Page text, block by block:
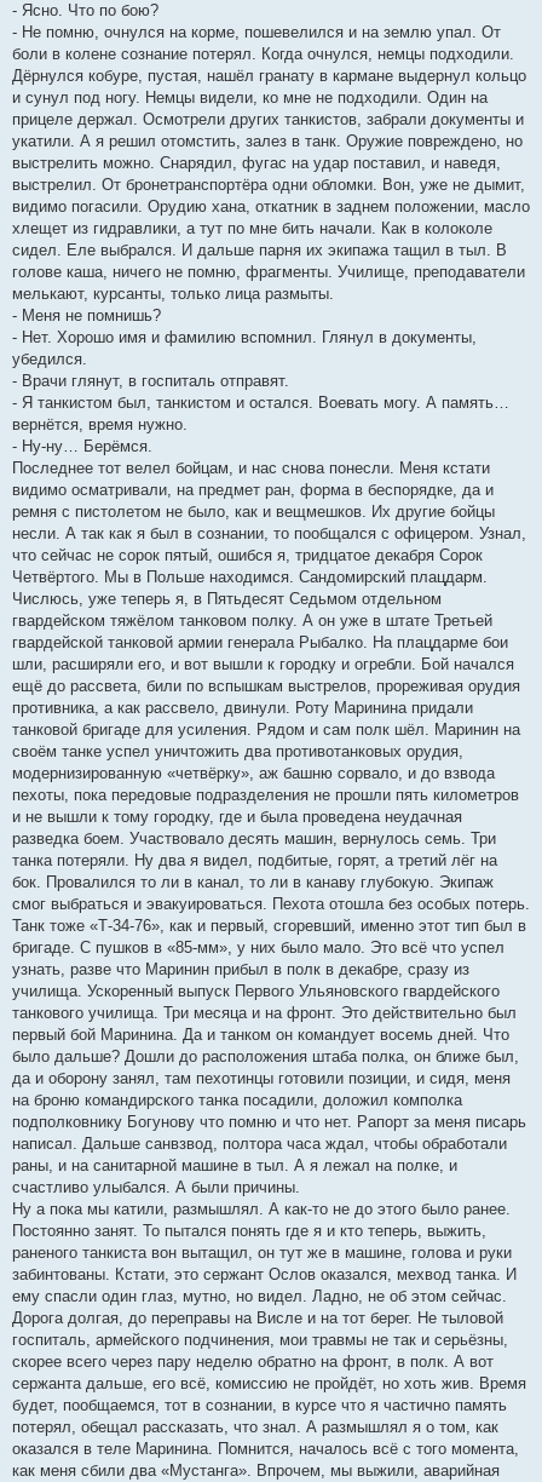
- Ясно. Что по бою?
- Не помню, очнулся на корме, пошевелился и на землю упал. От
боли в колене сознание потерял. Когда очнулся, немцы подходили.
Дёрнулся кобуре, пустая, нашёл гранату в кармане выдернул кольцо
и сунул под ногу. Немцы видели, ко мне не подходили. Один на
прицеле держал. Осмотрели других танкистов, забрали документы и
укатили. А я решил отомстить, залез в танк. Оружие повреждено, но
выстрелить можно. Снарядил, фугас на удар поставил, и наведя,
выстрелил. От бронетранспортёра одни обломки. Вон, уже не дымит,
видимо погасили. Орудию хана, откатник в заднем положении, масло
хлещет из гидравлики, а тут по мне бить начали. Как в колоколе
сидел. Еле выбрался. И дальше парня их экипажа тащил в тыл. В
голове каша, ничего не помню, фрагменты. Училище, преподаватели
мелькают, курсанты, только лица размыты.
- Меня не помнишь?
- Нет. Хорошо имя и фамилию вспомнил. Глянул в документы,
убедился.
- Врачи глянут, в госпиталь отправят.
- Я танкистом был, танкистом и остался. Воевать могу. А память…
вернётся, время нужно.
- Ну-ну… Берёмся.
Последнее тот велел бойцам, и нас снова понесли. Меня кстати
видимо осматривали, на предмет ран, форма в беспорядке, да и
ремня с пистолетом не было, как и вещмешков. Их другие бойцы
несли. А так как я был в сознании, то пообщался с офицером. Узнал,
что сейчас не сорок пятый, ошибся я, тридцатое декабря Сорок
Четвёртого. Мы в Польше находимся. Сандомирский плацдарм.
Числюсь, уже теперь я, в Пятьдесят Седьмом отдельном
гвардейском тяжёлом танковом полку. А он уже в штате Третьей
гвардейской танковой армии генерала Рыбалко. На плацдарме бои
шли, расширяли его, и вот вышли к городку и огребли. Бой начался
ещё до рассвета, били по вспышкам выстрелов, прореживая орудия
противника, а как рассвело, двинули. Роту Маринина придали
танковой бригаде для усиления. Рядом и сам полк шёл. Маринин на
своём танке успел уничтожить два противотанковых орудия,
модернизированную «четвёрку», аж башню сорвало, и до взвода
пехоты, пока передовые подразделения не прошли пять километров
и не вышли к тому городку, где и была проведена неудачная
разведка боем. Участвовало десять машин, вернулось семь. Три
танка потеряли. Ну два я видел, подбитые, горят, а третий лёг на
бок. Провалился то ли в канал, то ли в канаву глубокую. Экипаж
смог выбраться и эвакуироваться. Пехота отошла без особых потерь.
Танк тоже «Т-34-76», как и первый, сгоревший, именно этот тип был в
бригаде. С пушков в «85-мм», у них было мало. Это всё что успел
узнать, разве что Маринин прибыл в полк в декабре, сразу из
училища. Ускоренный выпуск Первого Ульяновского гвардейского
танкового училища. Три месяца и на фронт. Это действительно был
первый бой Маринина. Да и танком он командует восемь дней. Что
было дальше? Дошли до расположения штаба полка, он ближе был,
да и оборону занял, там пехотинцы готовили позиции, и сидя, меня
на броню командирского танка посадили, доложил комполка
подполковнику Богунову что помню и что нет. Рапорт за меня писарь
написал. Дальше санвзвод, полтора часа ждал, чтобы обработали
раны, и на санитарной машине в тыл. А я лежал на полке, и
счастливо улыбался. А были причины.
Ну а пока мы катили, размышлял. А как-то не до этого было ранее.
Постоянно занят. То пытался понять где я и кто теперь, выжить,
раненого танкиста вон вытащил, он тут же в машине, голова и руки
забинтованы. Кстати, это сержант Ослов оказался, мехвод танка. И
ему спасли один глаз, мутно, но видел. Ладно, не об этом сейчас.
Дорога долгая, до переправы на Висле и на тот берег. Не тыловой
госпиталь, армейского подчинения, мои травмы не так и серьёзны,
скорее всего через пару неделю обратно на фронт, в полк. А вот
сержанта дальше, его всё, комиссию не пройдёт, но хоть жив. Время
будет, пообщаемся, тот в сознании, в курсе что я частично память
потерял, обещал рассказать, что знал. А размышлял я о том, как
оказался в теле Маринина. Помнится, началось всё с того момента,
как меня сбили два «Мустанга». Впрочем, мы выжили, аварийная